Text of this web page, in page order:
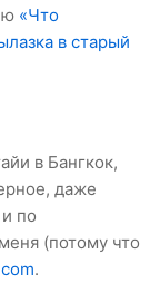
«Что
в старый
в Бангкок,
даже
по
(потому что
.